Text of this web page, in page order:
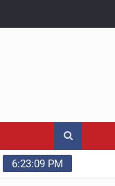
6:23:10 PM